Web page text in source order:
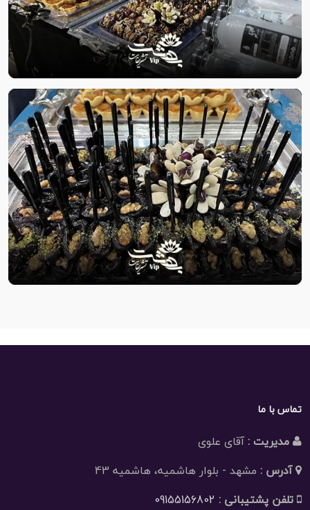
تماس با ما
مدیریت :آقای علوی
آدرس : مشهد - بلوار هاشمیه، هاشمیه 43
تلفن پشتیبانی : 09155156802